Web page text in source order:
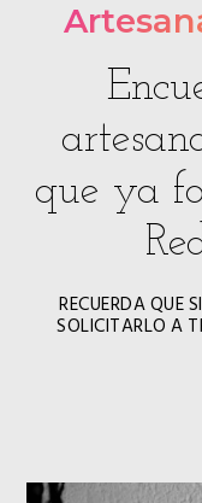
que ya
RECUERDA QUE
SOLICITARLO A